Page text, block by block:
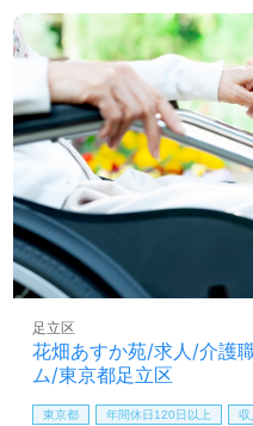
ーションに！『ご利用者
い、資格/経験を活かした
をしたい』『ご利用者様
い』『転職で施設形態や
大歓迎です。募集詳細等
します。お問い合わせも遠
全国の求人ご紹介！医療/
しは【ウィルオブ介護】
方も遠慮なく＊
LINE、メール、お電話な
相談可能です。転職相談
料サービスをご利用いただ
あり！＞"転職支援"のプロ
せお待ちしております。
花畑あすか苑/求人/介護
ム/東京都足立区
足立区
東京都 年間休日120日以上 収